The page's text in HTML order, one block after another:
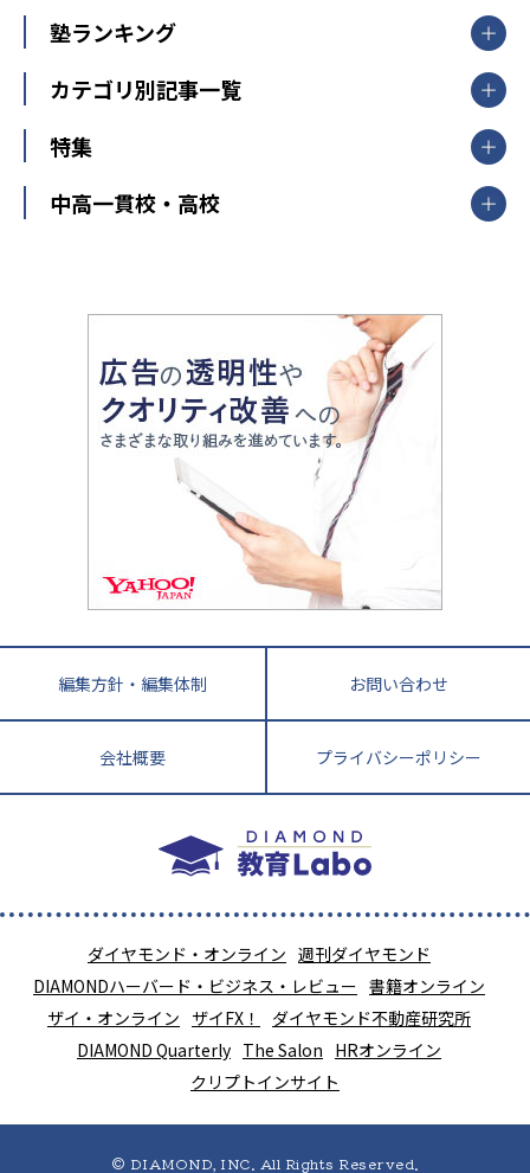
関東
東京都
神奈川県
茨城県
栃木県
群馬県
新潟県
中部
愛知県
静岡県
長野県
大阪府
兵庫県 京都府 奈良県
和歌山県
鳥取県
島根県 岡山県 広島県
香川県
高知県
長崎県 熊本県
鹿児島県 沖縄県
東京個別指導学院
明光義塾
個別教室のトライ
武田塾
個別指導
オンライン指導
塾ランキング
中学受験ランキング
カテゴリ別記事一覧
中学受験
大学受験
教育全般
大学受験塾の選び方
中学受験に熱心な市区町村ランキング
小学校受験
家庭教師
特集
開成番長直伝！子どもの受験を成功させる方法
運動と遊びを考える
情報Ⅰ、数学が苦手な人注目！最短距離の学力
アップ法
悩み多き「大学受験」相談室
英語・英会話・英検対策
小学校教師が解説！中学受験のリアル
教育ジャーナリストが徹底解説！ 大学受験の羅
中高一貫校・高校
大学入試改革
ママテクエグザム
進化する中高一貫校・高校
編集方針・編集体制 お問い合わせ
会社概要 プライバシーポリシー
ダイヤモンド・オンライン 週刊ダイヤモンド
DIAMONDハーバード・ビジネス・レビュー 書籍オンライン
ザイ・オンライン ザイFX！
ダイヤモンド不動産研究所
DIAMOND Quarterly The Salon HRオンライン
クリプトインサイト
© DIAMOND, INC. All Rights Reserved.